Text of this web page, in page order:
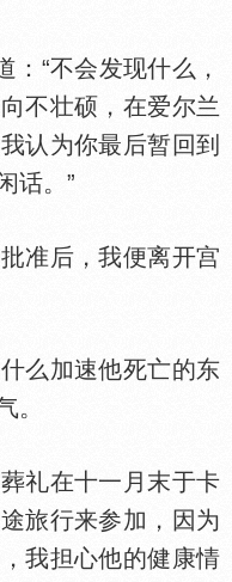
“不会发现什么，
不壮硕，在爱尔兰
认为你最后暂回到
话。”
准后，我便离开宫
么加速他死亡的东
。
礼在十一月末于卡
旅行来参加，因为
我担心他的健康情